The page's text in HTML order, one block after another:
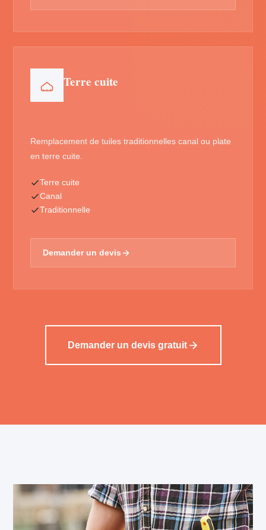
Terre cuite
Remplacement de tuiles traditionnelles canal ou plate
en terre cuite.
Terre cuite
Canal
Traditionnelle
Demander un devis
Demander un devis gratuit